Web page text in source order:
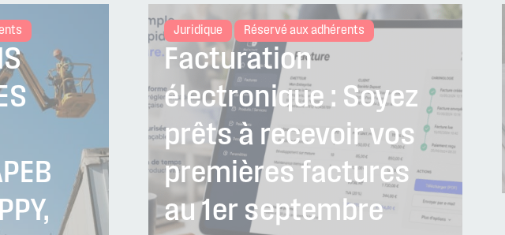
Juridique Réservé aux adhérents
Facturation
électronique : Soyez
prêts à recevoir vos
premières factures
au 1er septembre